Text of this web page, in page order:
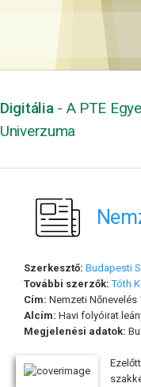
Digitália - A PTE
Univerzuma
Szerkesztő: Budapesti
További szerzők: Tóth
Cím: Nemzeti Nőnevelés
Alcím: Havi folyóirat
Megjelenési adatok: